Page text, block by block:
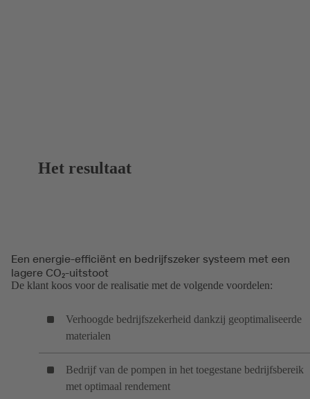
Het resultaat
Een energie-efficiënt en bedrijfszeker systeem met een
lagere CO₂-uitstoot
De klant koos voor de realisatie met de volgende voordelen:
Verhoogde bedrijfszekerheid dankzij geoptimaliseerde
materialen
Bedrijf van de pompen in het toegestane bedrijfsbereik
met optimaal rendement